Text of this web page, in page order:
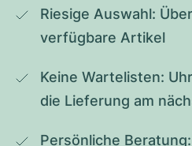
Riesige Auswahl:
verfügbare Artikel
Keine Wartelisten:
die Lieferung am
Persönliche